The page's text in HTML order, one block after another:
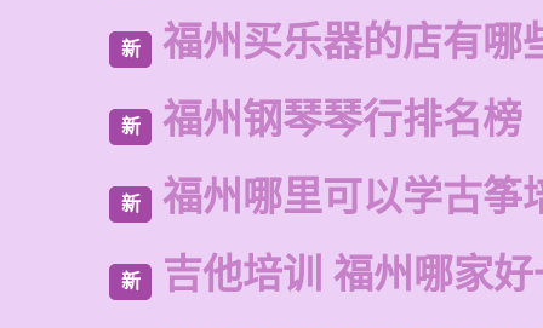
新 福州买乐器的店有哪
新 福州钢琴琴行排名榜
新 福州哪里可以学古筝
新 吉他培训 福州哪家